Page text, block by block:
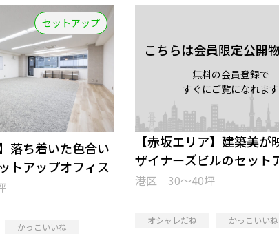
セットアップ
落ち着いた色合い
トアップオフィス
かっこいいね
こちらは会員限定公開
無料の会員登録で
すぐにご覧になれます
【赤坂エリア】建築美が
ザイナーズビルのセット
フィス
港区 30～40坪
オシャレだね
かっこいいね